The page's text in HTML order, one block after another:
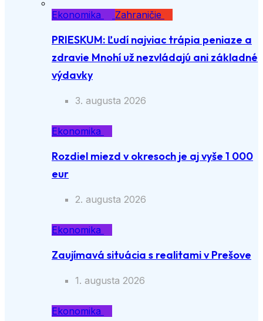
Ekonomika
Zahraničie
PRIESKUM: Ľudí najviac trápia peniaze a
zdravie Mnohí už nezvládajú ani základné
výdavky
3. augusta 2026
Ekonomika
Rozdiel miezd v okresoch je aj vyše 1 000
eur
2. augusta 2026
Ekonomika
Zaujímavá situácia s realitami v Prešove
1. augusta 2026
Ekonomika